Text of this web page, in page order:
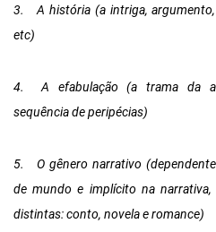
3.
A história (a intriga,
etc)
4.
A efabulação (a trama da
sequência de peripécias)
5.
O gênero narrativo
de mundo e implícito na
distintas: conto, novela e romance)